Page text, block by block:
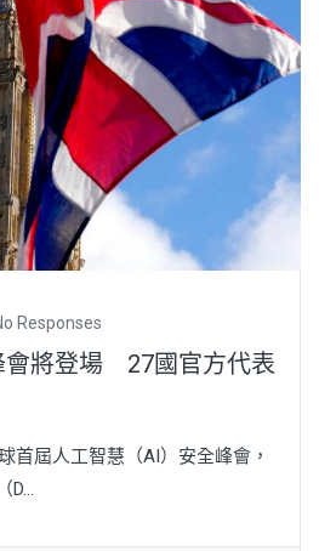
Responses
會將登場 27國官方代表
首屆人工智慧（AI）安全峰會，
D...